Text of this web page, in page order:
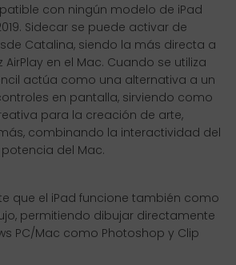
con ningún modelo de iPad
Sidecar se puede activar de
Catalina, siendo la más directa a
en el Mac. Cuando se utiliza
actúa como una alternativa a un
en pantalla, sirviendo como
para la creación de arte,
combinando la interactividad del
del Mac.
que el iPad funcione también como
permitiendo dibujar directamente
PC/Mac como Photoshop y Clip